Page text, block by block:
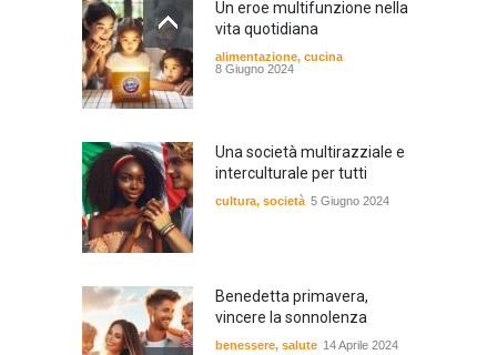
Un eroe multifunzione nella
vita quotidiana
alimentazione, cucina
8 Giugno 2024
Una società multirazziale e
interculturale per tutti
cultura, società 5 Giugno 2024
Benedetta primavera,
vincere la sonnolenza
benessere, salute 14 Aprile 2024